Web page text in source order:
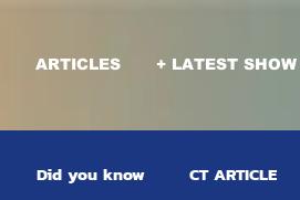
ARTICLES + LATEST SHOW
Did you know CT ARTICLE